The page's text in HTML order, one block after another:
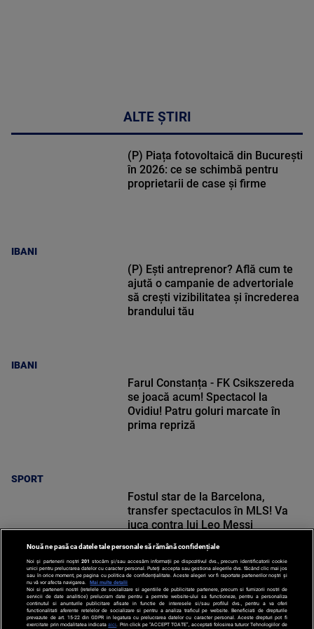
ALTE ȘTIRI
IBANI
(P) Piața fotovoltaică din București
în 2026: ce se schimbă pentru
proprietarii de case și firme
IBANI
(P) Ești antreprenor? Află cum te
ajută o campanie de advertoriale
să crești vizibilitatea și încrederea
brandului tău
SPORT
Farul Constanța - FK Csikszereda
se joacă acum! Spectacol la
Ovidiu! Patru goluri marcate în
prima repriză
SPORT
Fostul star de la Barcelona,
transfer spectaculos în MLS! Va
juca contra lui Leo Messi
Nouă ne pasă ca datele tale personale să rămână confidențiale
Noi și partenerii noștri 201 stocăm și/sau accesăm informații pe dispozitivul dvs., precum identificatorii cookie
unici pentru prelucrarea datelor cu caracter personal. Puteți accepta sau gestiona alegerile dvs. făcând clic mai jos
sau în orice moment, pe pagina cu politica de confidențialitate. Aceste alegeri vor fi raportate partenerilor noștri și
nu vă vor afecta navigarea.
Mai multe detalii
Noi si partenerii nostri (retelele de socializare si agentiile de publicitate partenere, precum si furnizorii nostri de
servicii de date analitice) prelucram date pentru a permite website-ului sa functioneze, pentru a personaliza
continutul si anunturile publicitare afisate in functie de interesele si/sau profilul dvs., pentru a va oferi
functionalitati aferente retelelor de socializare si pentru a analiza traficul pe website. Beneficiati de drepturile
prevazute de art. 15-22 din GDPR in legatura cu prelucrarea datelor cu caracter personal. Aceste drepturi pot fi
exercitate prin modalitatea indicataaici . Prin click pe “ACCEPT TOATE”, acceptati folosirea tuturor Tehnologiilor de